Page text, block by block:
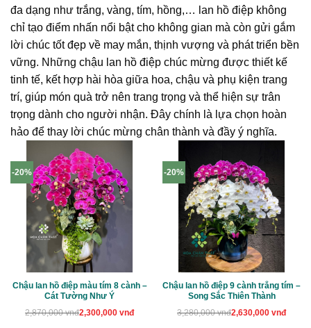
đa dạng như trắng, vàng, tím, hồng,… lan hồ điệp không
chỉ tạo điểm nhấn nổi bật cho không gian mà còn gửi gắm
lời chúc tốt đẹp về may mắn, thịnh vượng và phát triển bền
vững. Những chậu lan hồ điệp chúc mừng được thiết kế
tinh tế, kết hợp hài hòa giữa hoa, chậu và phụ kiện trang
trí, giúp món quà trở nên trang trọng và thể hiện sự trân
trọng dành cho người nhận. Đây chính là lựa chọn hoàn
hảo để thay lời chúc mừng chân thành và đầy ý nghĩa.
-20%
Chậu lan hồ điệp màu tím 8 cành –
Cát Tường Như Ý
2,870,000vnđGiá
2,300,000 vnđ
Giá
-20%
Chậu lan hồ điệp 9 cành trắng tím –
Song Sắc Thiên Thành
3,280,000vnđGiá
2,630,000 vnđ
Giá